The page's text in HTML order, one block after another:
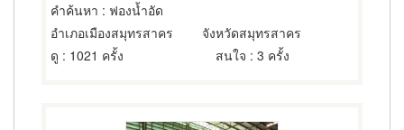
คำค้นหา : ฟองน้ำอัด
อำเภอเมืองสมุทรสาคร
จังหวัดสมุทรสาคร
ดู : 1021 ครั้ง สนใจ : 3 ครั้ง